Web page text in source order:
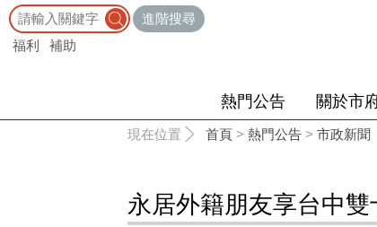
進階搜尋
福利
補助
熱門公告 關於市
現在位置 首頁 > 熱門公告 > 市政新聞
永居外籍朋友享台中